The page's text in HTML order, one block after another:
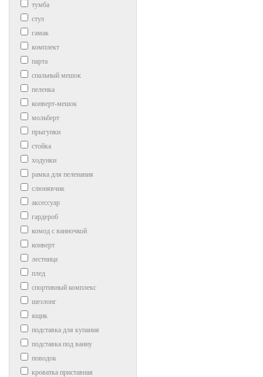
тумба
стул
гамак
комплект
парта
спальный мешок
пеленка
конверт-мешок
мольберт
прыгунки
стойка
ходунки
рамка для пеленания
слюнявчик
аксессуар
гардероб
комод с ванночкой
конверт
лестница
плед
спортивный комплекс
шезлонг
ящик
подставка для купания
подставка под ванну
поводок
кроватка приставная